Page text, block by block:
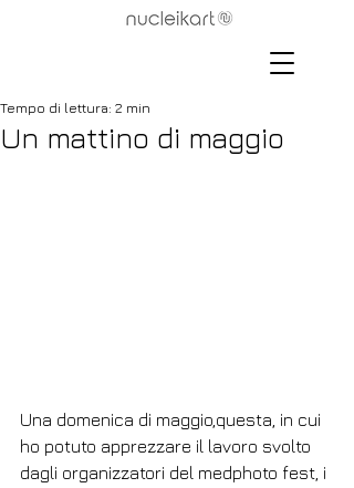
Un mattino di maggio
Tempo di lettura: 2 min
Una domenica di maggio,questa, in cui
ho potuto apprezzare il lavoro svolto
dagli organizzatori del medphoto fest, i